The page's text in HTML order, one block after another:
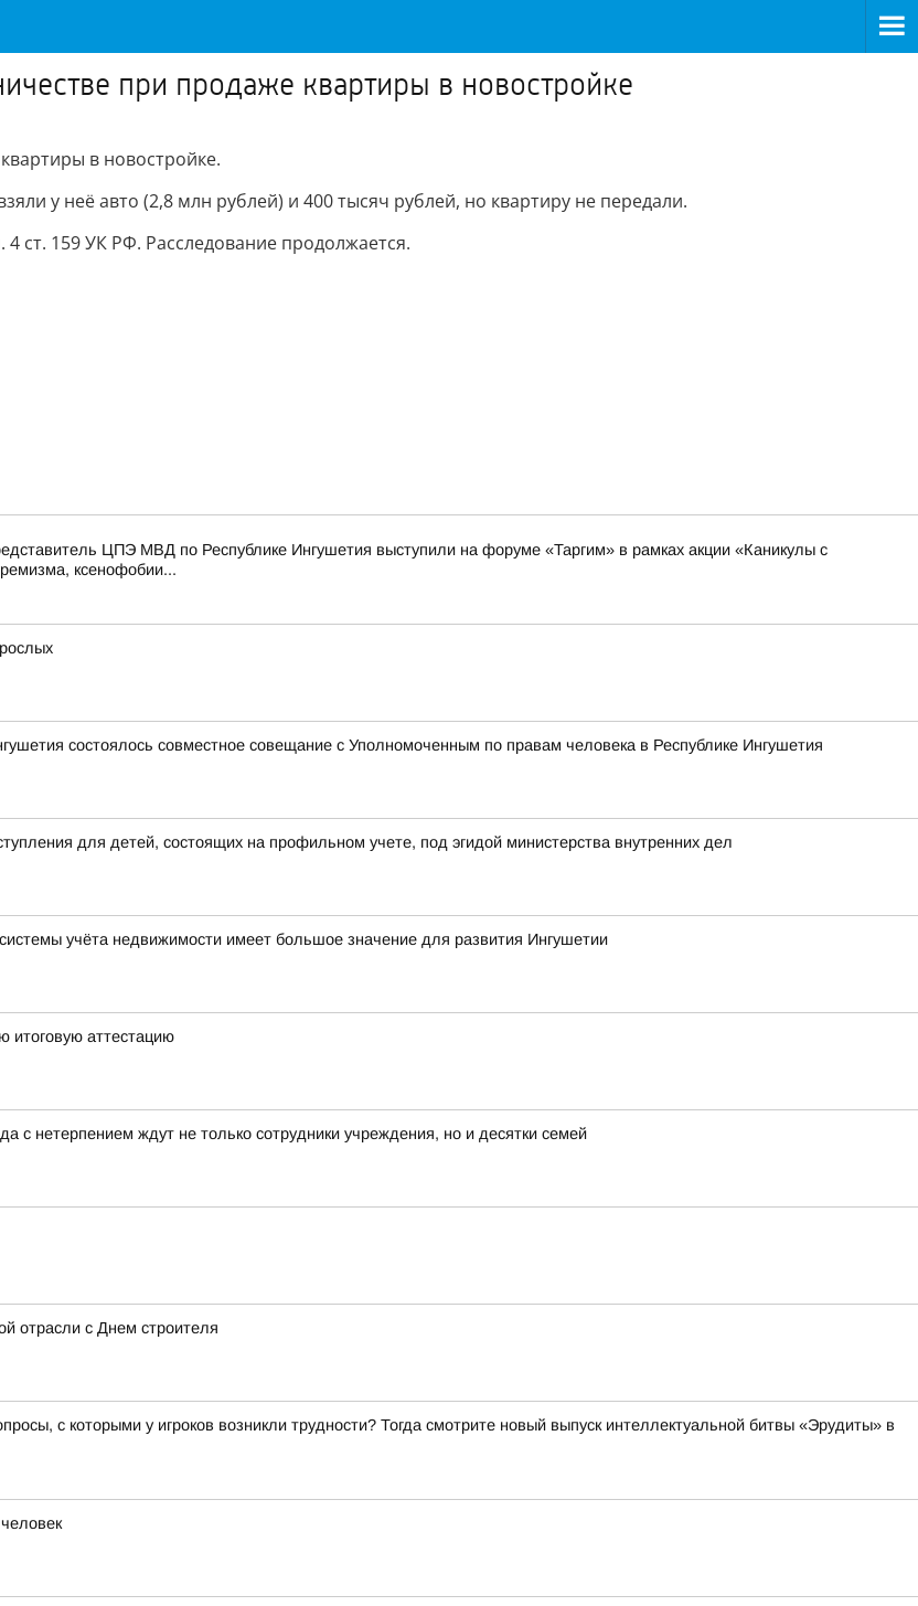
при продаже квартиры в новостройке
в новостройке.
у неё авто (2,8 млн рублей) и 400 тысяч рублей, но квартиру не передали.
159 УК РФ. Расследование продолжается.
ЦПЭ МВД по Республике Ингушетия выступили на форуме «Таргим» в рамках акции «Каникулы с
ксенофобии...
состоялось совместное совещание с Уполномоченным по правам человека в Республике Ингушетия
для детей, состоящих на профильном учете, под эгидой министерства внутренних дел
учёта недвижимости имеет большое значение для развития Ингушетии
итоговую аттестацию
с нетерпением ждут не только сотрудники учреждения, но и десятки семей
отрасли с Днем строителя
с которыми у игроков возникли трудности? Тогда смотрите новый выпуск интеллектуальной битвы «Эрудиты» в